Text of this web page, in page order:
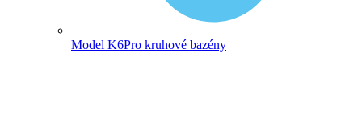
Model K6Pro kruhové bazény